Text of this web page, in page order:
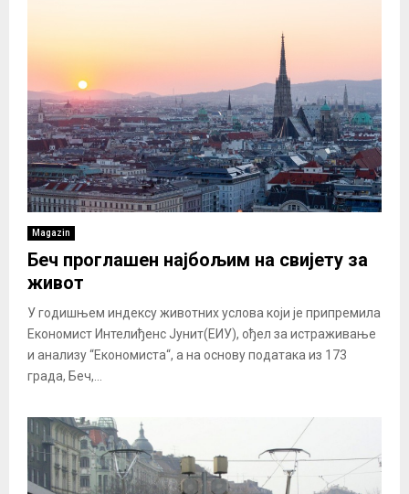
Magazin
Беч проглашен најбољим на свијету за
живот
У годишњем индексу животних услова који је припремила
Економист Интелиђенс Јунит(ЕИУ), ођел за истраживање
и анализу “Економиста“, а на основу података из 173
града, Беч,...